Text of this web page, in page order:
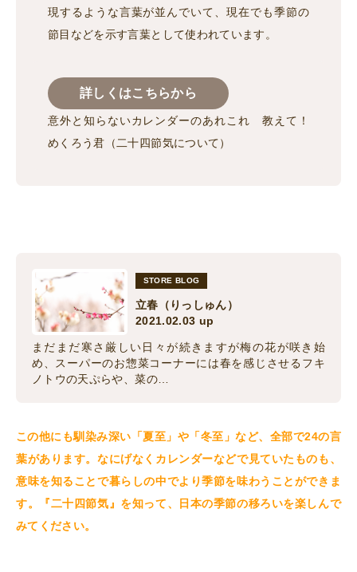
現するような言葉が並んでいて、現在でも季節の
節目などを示す言葉として使われています。
詳しくはこちらから
意外と知らないカレンダーのあれこれ 教えて！
めくろう君（二十四節気について）
STORE BLOG
立春（りっしゅん）
2021.02.03 up
まだまだ寒さ厳しい日々が続きますが梅の花が咲き始
め、スーパーのお惣菜コーナーには春を感じさせるフキ
ノトウの天ぷらや、菜の…
この他にも馴染み深い「夏至」や「冬至」など、全部で24の言
葉があります。なにげなくカレンダーなどで見ていたものも、
意味を知ることで暮らしの中でより季節を味わうことができま
す。『二十四節気』を知って、日本の季節の移ろいを楽しんで
みてください。